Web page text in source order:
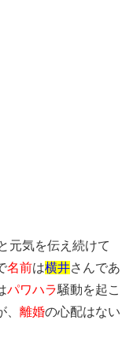
元気を伝え続けて
名前は横井さんであ
パワハラ騒動を起こ
離婚の心配はない